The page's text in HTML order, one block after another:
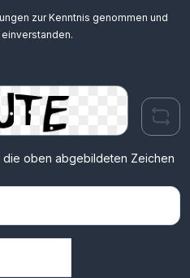
zur Kenntnis genommen und
oben abgebildeten Zeichen